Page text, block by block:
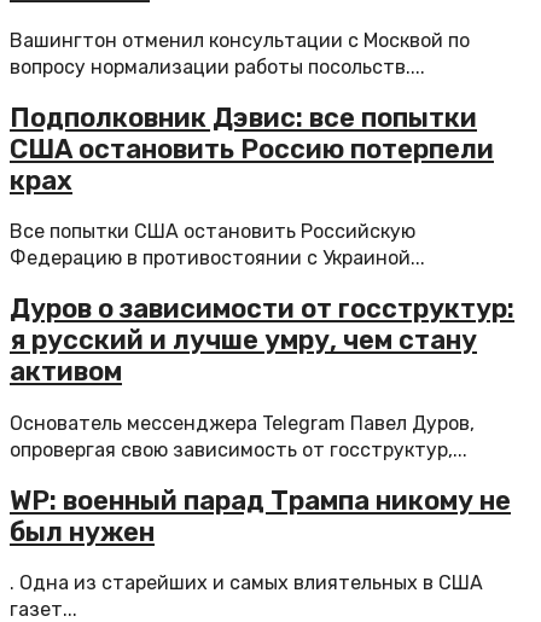
Вашингтон отменил консультации с Москвой по
вопросу нормализации работы посольств....
Подполковник Дэвис: все попытки
США остановить Россию потерпели
крах
Все попытки США остановить Российскую
Федерацию в противостоянии с Украиной...
Дуров о зависимости от госструктур:
я русский и лучше умру, чем стану
активом
Основатель мессенджера Telegram Павел Дуров,
опровергая свою зависимость от госструктур,...
WP: военный парад Трампа никому не
был нужен
. Одна из старейших и самых влиятельных в США
газет...